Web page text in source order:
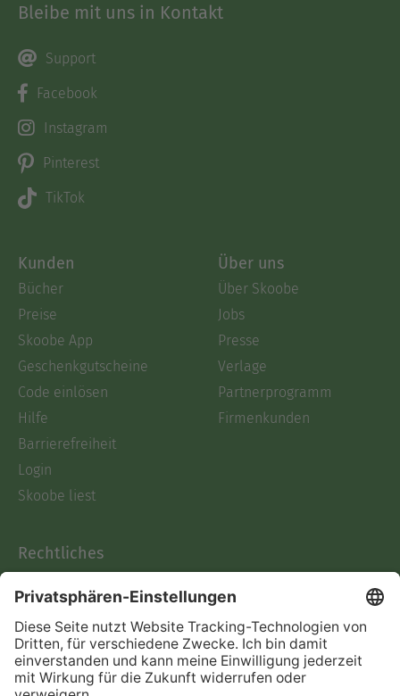
Bleibe mit uns in Kontakt
Support
Facebook
Instagram
Pinterest
TikTok
Kunden
Bücher
Preise
Skoobe App
Geschenkgutscheine
Code einlösen
Hilfe
Barrierefreiheit
Login
Skoobe liest
Über uns
Über Skoobe
Jobs
Presse
Verlage
Partnerprogramm
Firmenkunden
Rechtliches
AGB
Informationen nach Data
Act
Verträge hier kündigen